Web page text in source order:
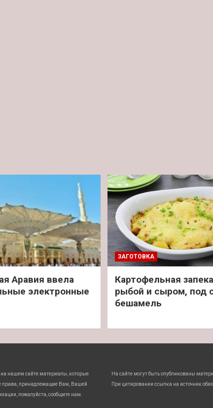
Аравия ввела
электронные
ЗАГОТОВКА
Картофельная
рыбой и сыром, под
бешамель
нашем сайте материалы, которые
права, принадлежащие Вам, Вашей
пожалуйста, сообщите нам.
На сайте могут быть опубликованы
При цитировании ссылка на источник